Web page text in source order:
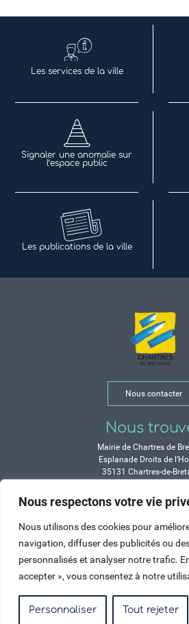
Nous respectons votre vie
Nous utilisons des cookies pour
navigation, diffuser des publicités ou
personnalisés et analyser notre trafic.
accepter », vous consentez à notre
Personnaliser Tout rejeter
Les services de la ville
Signaler une anomalie sur
l’espace public
Les publications de la ville
Nous contacter
Nous
Mairie de Chartres de
Esplanade Droits de
35131 Chartres-de-
Horaires
Durant les congés
de 9h à 12h et de 14h
Jeudi : de 9h à 12h et de